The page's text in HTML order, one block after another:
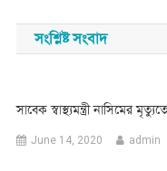
navigation
সংশ্লিষ্ট সংবাদ
সাবেক স্বাস্থ্যমন্ত্রী নাসিমের
June 14, 2020 admin